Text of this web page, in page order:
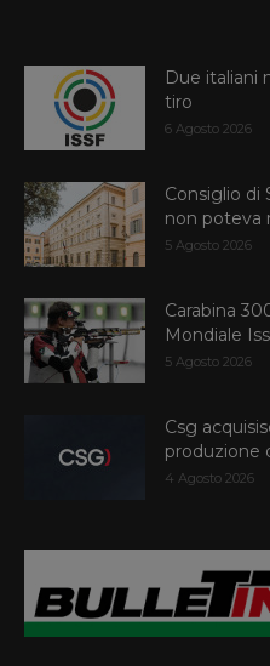
Due italiani
tiro
6 Agosto 2026
Consiglio di
non poteva
5 Agosto 2026
Carabina
Mondiale
5 Agosto 2026
Csg
produzione
4 Agosto 2026